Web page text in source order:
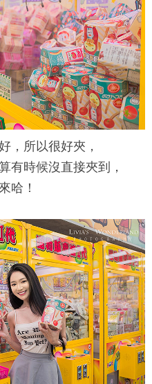
，所以很好夾，
有時候沒直接夾到，
哈！